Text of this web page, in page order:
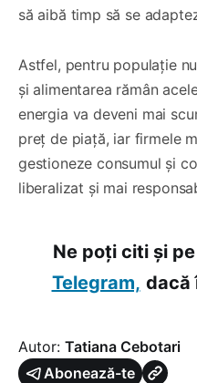
să aibă timp să se
Astfel, pentru populație
și alimentarea rămân
energia va deveni mai
preț de piață, iar firmele
gestioneze consumul și
liberalizat și mai
Ne poți citi și pe
Telegram, dacă
Autor: Tatiana Cebotari
Abonează-te